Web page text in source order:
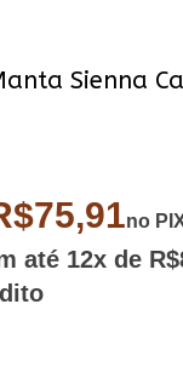
Sienna
no
até 12x de